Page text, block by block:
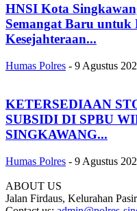
HNSI Kota
Semangat Baru untuk
Kesejahteraan...
Humas Polres - 9 Agustus
KETERSEDIAAN
SUBSIDI DI SPBU
SINGKAWANG...
Humas Polres - 9 Agustus
ABOUT US
Jalan Firdaus, Kelurahan